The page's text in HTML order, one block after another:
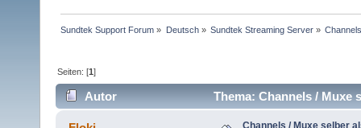
Sundtek Support Forum » Deutsch» Sundtek Streaming Server»
Seiten: [1]
Autor Thema: Channels / Muxe